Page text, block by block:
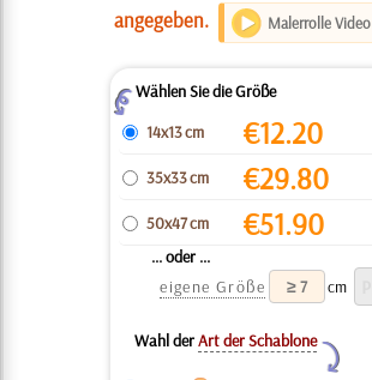
angegeben.
Malerrolle Video
ZWählen Sie die Größe
14x13 cm
€12.20
35x33 cm €29.80
50x47 cm €51.90
... oder ...
eigene Größe
cm
Wahl derArt der Schablone
Y